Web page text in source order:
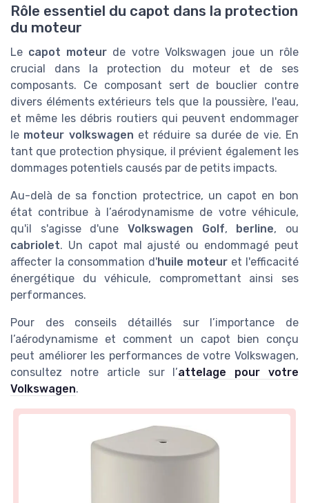
Rôle essentiel du capot dans la protection
du moteur
Le capot moteur de votre Volkswagen joue un rôle
crucial dans la protection du moteur et de ses
composants. Ce composant sert de bouclier contre
divers éléments extérieurs tels que la poussière, l'eau,
et même les débris routiers qui peuvent endommager
le moteur volkswagen et réduire sa durée de vie. En
tant que protection physique, il prévient également les
dommages potentiels causés par de petits impacts.
Au-delà de sa fonction protectrice, un capot en bon
état contribue à l’aérodynamisme de votre véhicule,
qu'il s'agisse d'une Volkswagen Golf, berline, ou
cabriolet. Un capot mal ajusté ou endommagé peut
affecter la consommation d'huile moteur et l'efficacité
énergétique du véhicule, compromettant ainsi ses
performances.
Pour des conseils détaillés sur l’importance de
l’aérodynamisme et comment un capot bien conçu
peut améliorer les performances de votre Volkswagen,
consultez notre article sur l’attelage pour votre
Volkswagen.